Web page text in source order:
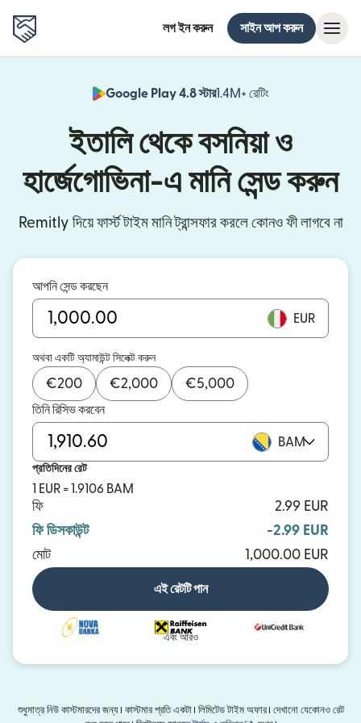
লগ ইন করুন সাইন আপ করুন
Google Play 4.8 স্টার1.4M+ রেটিং
ইতালি থেকে বসনিয়া ও
হার্জেগোভিনা-এ মানি সেন্ড করুন
Remitly দিয়ে ফার্স্ট টাইম মানি ট্রান্সফার করলে কোনও ফী লাগবে না
আপনি সেন্ড করছেন
EUR
অথবা একটি অ্যামাউন্ট সিলেক্ট করুন
€200 €2,000 €5,000
তিনি রিসিভ করবেন
BAM
প্রতিদিনের রেট
1 EUR = 1.9106 BAM
ফি
2.99 EUR
ফি ডিসকাউন্ট
-2.99 EUR
মোট
1,000.00 EUR
এই রেটটি পান
এবং আরও
শুধুমাত্র নিউ কাস্টমারদের জন্য। কাস্টমার প্রতি একটা। লিমিটেড টাইম অফার। দেখানো যেকোনও রেট